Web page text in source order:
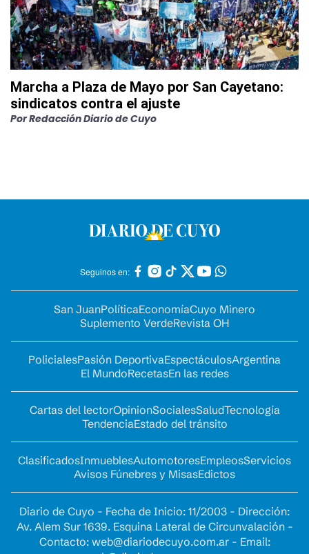
Marcha a Plaza de Mayo por San Cayetano:
sindicatos contra el ajuste
PorRedacción Diario de Cuyo
Seguinos en:
San JuanPolíticaEconomíaCuyo Minero
Suplemento VerdeRevista OH
PolicialesPasión DeportivaEspectáculosArgentina
El MundoRecetasEn las redes
Cartas del lectorOpinionSocialesSaludTecnología
TendenciaEstado del tránsito
ClasificadosInmueblesAutomotoresEmpleosServicios
Avisos Fúnebres y MisasEdictos
Diario de Cuyo - Fecha de Inicio: 11/2003 - Dirección:
Av. Alem Sur 1639. Esquina Lateral de Circunvalación -
Contacto: web@diariodecuyo.com.ar- Email: